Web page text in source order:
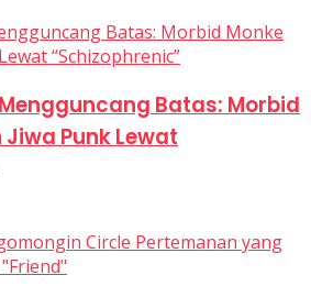
Batas: Morbid
Punk Lewat